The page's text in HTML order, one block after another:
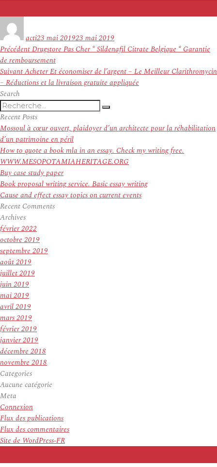
actile
23 mai 201923 mai 2019
Navigation
de
l’article
PrécédentArticle
précédent :
Drugstore Pas Cher * Sildenafil Citrate Belgique * Garantie
de remboursement
SuivantArticle
suivant :
Acheter Et économiser de l’argent – Le Meilleur Clarithromycin
– Réductions et la livraison gratuite appliquée
Search
Recherche
pour
:
Recherche
Recent Posts
Mossoul à cœur ouvert, plaidoyer d’un architecte pour la réhabilitation
d’un patrimoine en péril
How to quote a book mla in an essay. Check my writing free.
WWW.MESOPOTAMIAHERITAGE.ORG
Buy case study paper
Book proposal writing service. Basic essay writing
Cause and effect essay topics on current events
Recent Comments
Archives
février 2022
octobre 2019
septembre 2019
août 2019
juillet 2019
juin 2019
mai 2019
avril 2019
mars 2019
février 2019
janvier 2019
décembre 2018
novembre 2018
Categories
Aucune catégorie
Meta
Connexion
Flux des publications
Flux des commentaires
Site de WordPress-FR